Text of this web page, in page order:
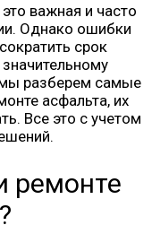
важная и часто
Однако ошибки
срок
мы разберем самые
асфальта, их
Все это с учетом
ремонте